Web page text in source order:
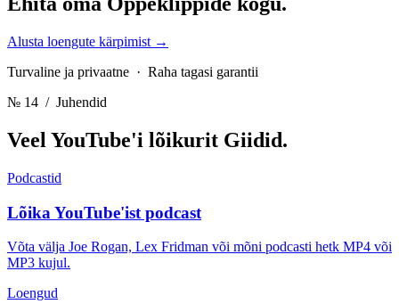
Alusta loengute kärpimist →
Turvaline ja privaatne · Raha tagasi garantii
№ 14 / Juhendid
Veel YouTube'i lõikurit Giidid.
Podcastid
Lõika YouTube'ist podcast
Võta välja Joe Rogan, Lex Fridman või mõni podcasti hetk MP4 või
MP3 kujul.
Loengud